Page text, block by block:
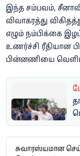
இந்த சம்பவம்,
விவாகரத்து
எழும் நம்பிக்கை
உணர்ச்சி ரீதியான
பின்னணியை
சுவாரஸ்யமான